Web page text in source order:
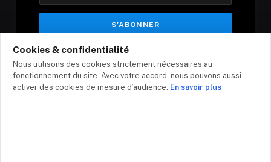
En vous inscrivant, vous acceptez nos conditions
et notre politique de confidentialité.
Cookies & confidentialité
Nous utilisons des cookies strictement nécessaires au
fonctionnement du site. Avec votre accord, nous pouvons aussi
activer des cookies de mesure d’audience. En savoir plus